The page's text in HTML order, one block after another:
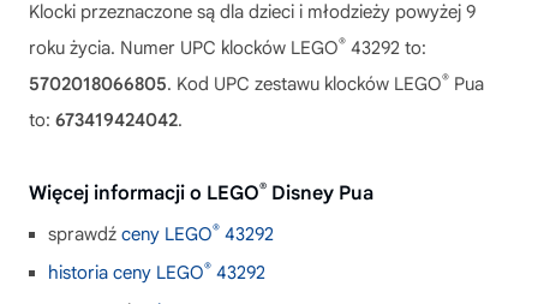
Klocki przeznaczone są dla dzieci i młodzieży powyżej 9
roku życia. Numer UPC klocków LEGO® 43292 to:
5702018066805. Kod UPC zestawu klocków LEGO® Pua
to: 673419424042.
Więcej informacji o LEGO® Disney Pua
sprawdź ceny LEGO® 43292
historia ceny LEGO® 43292